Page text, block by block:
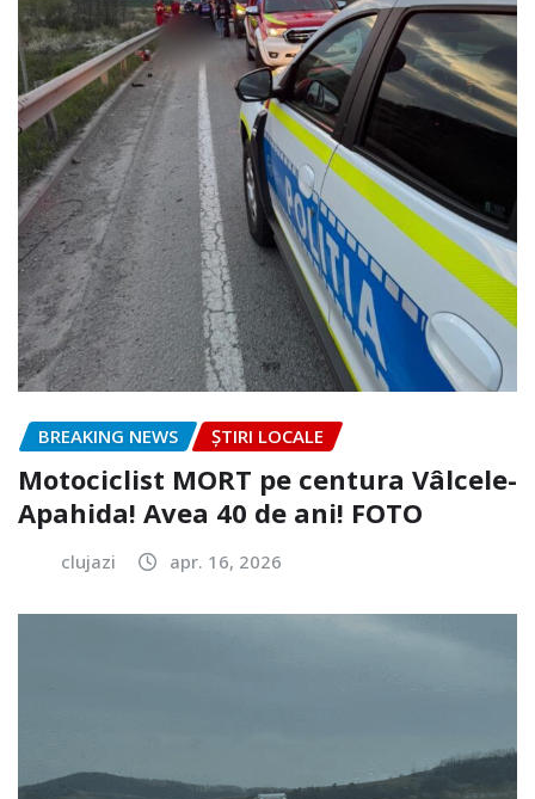
BREAKING NEWS ȘTIRI LOCALE
Motociclist MORT pe centura Vâlcele-
Apahida! Avea 40 de ani! FOTO
clujazi apr. 16, 2026